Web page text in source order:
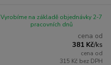
cena od
381 Kč/ks
cena od
315 Kč bez DPH
Vyrobíme na základě objednávky 2-7
pracovních dnů